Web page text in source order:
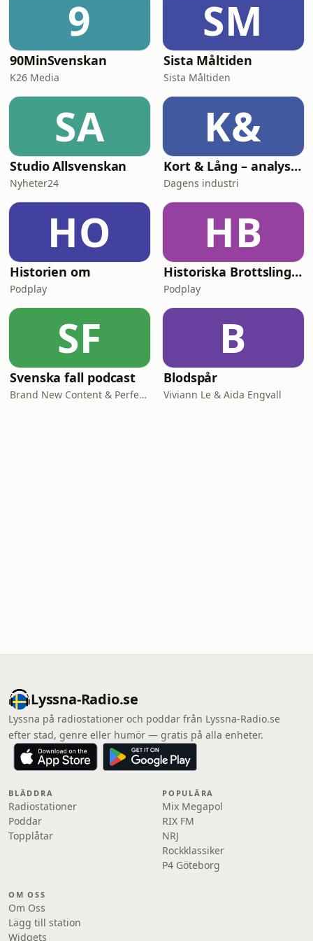
9
90MinSvenskan
K26 Media
SM
Sista Måltiden
Sista Måltiden
SA
Studio Allsvenskan
Nyheter24
K&
Kort & Lång – analyspodden från Di
Dagens industri
HO
Historien om
Podplay
HB
Historiska Brottslingar
Podplay
SF
Svenska fall podcast
Brand New Content & Perfect Day Media
B
Blodspår
Viviann Le & Aida Engvall
Lyssna-Radio.se
Lyssna på radiostationer och poddar från Lyssna-Radio.se
efter stad, genre eller humör — gratis på alla enheter.
BLÄDDRA
Radiostationer
Poddar
Topplåtar
POPULÄRA
Mix Megapol
RIX FM
NRJ
Rockklassiker
P4 Göteborg
OM OSS
Om Oss
Lägg till station
Widgets